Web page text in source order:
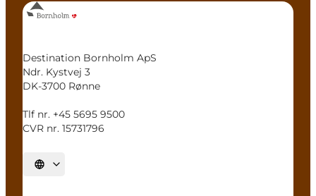
Destination Bornholm ApS
Ndr. Kystvej 3
DK-3700 Rønne
Tlf nr. +45 5695 9500
CVR nr. 15731796
Sprache auswählen